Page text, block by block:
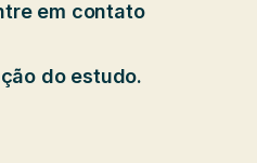
em contato
do estudo.